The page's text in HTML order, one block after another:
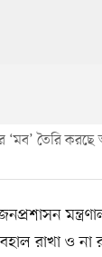
‘মব’ তৈরি
রাখা ও না